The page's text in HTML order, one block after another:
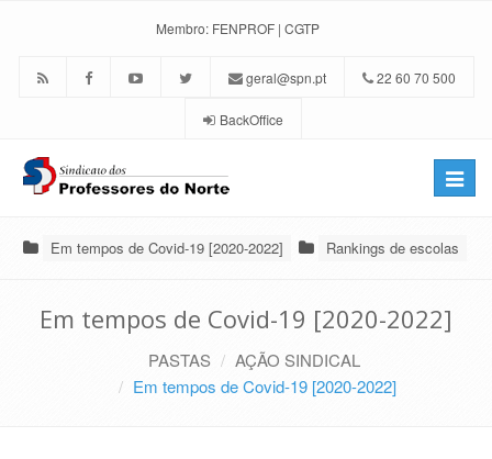
Membro: FENPROF | CGTP
geral@spn.pt 22 60 70 500
BackOffice
Toggle
Em tempos de Covid-19 [2020-2022] Rankings de escolas
Em tempos de Covid-19 [2020-2022]
PASTAS
AÇÃO SINDICAL
Em tempos de Covid-19 [2020-2022]